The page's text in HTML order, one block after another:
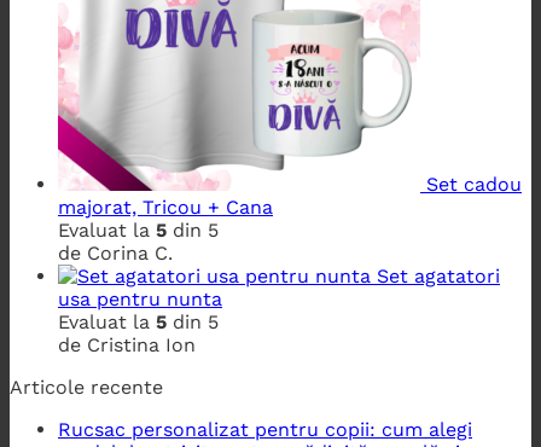
Set cadou
majorat, Tricou + Cana
Evaluat la 5 din 5
de Corina C.
Set agatatori
usa pentru nunta
Evaluat la 5 din 5
de Cristina Ion
Articole recente
Rucsac personalizat pentru copii: cum alegi